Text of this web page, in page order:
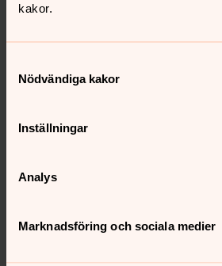
kakor.
Nödvändiga kakor
Inställningar
Analys
Marknadsföring och sociala medier
Magnus Fröhler -